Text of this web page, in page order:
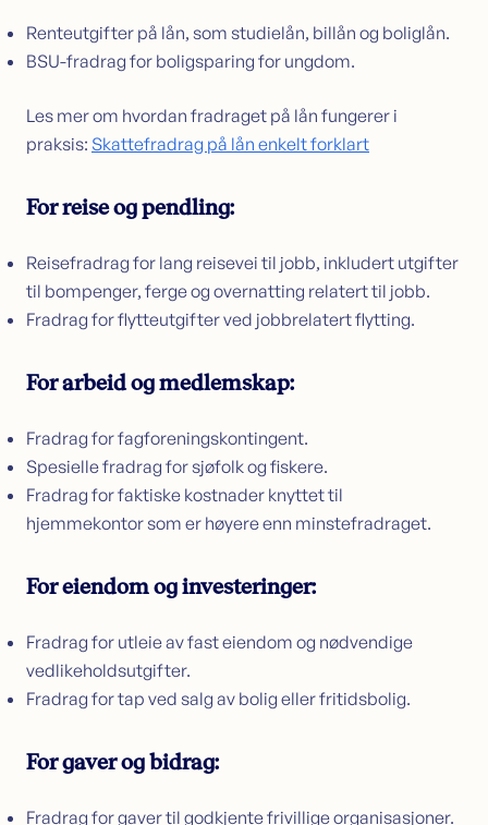
Renteutgifter på lån, som studielån, billån og boliglån.
BSU-fradrag for boligsparing for ungdom.
Les mer om hvordan fradraget på lån fungerer i
praksis: Skattefradrag på lån enkelt forklart
For reise og pendling:
Reisefradrag for lang reisevei til jobb, inkludert utgifter
til bompenger, ferge og overnatting relatert til jobb.
Fradrag for flytteutgifter ved jobbrelatert flytting.
For arbeid og medlemskap:
Fradrag for fagforeningskontingent.
Spesielle fradrag for sjøfolk og fiskere.
Fradrag for faktiske kostnader knyttet til
hjemmekontor som er høyere enn minstefradraget.
For eiendom og investeringer:
Fradrag for utleie av fast eiendom og nødvendige
vedlikeholdsutgifter.
Fradrag for tap ved salg av bolig eller fritidsbolig.
For gaver og bidrag:
Fradrag for gaver til godkjente frivillige organisasjoner.